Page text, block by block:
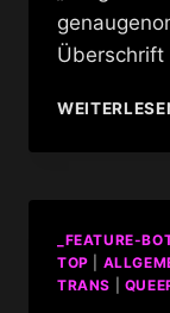
_FEATURE-
TOP
TRANS